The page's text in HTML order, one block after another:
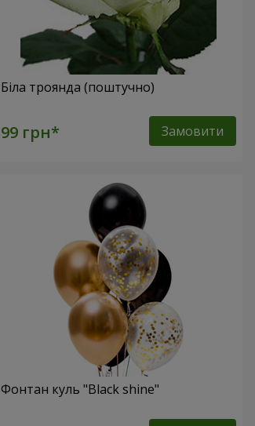
Біла троянда (поштучно)
Замовити
Фонтан куль "Black shine"